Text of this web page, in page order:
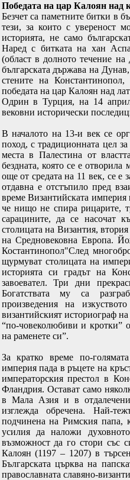
Победата на цар Калоян над
Безчет са паметните битки в
тези, за които с увереност
историята, не само
Наред с битката на хан
(област в долното течение на
българската държава на
стените на
победата на цар Калоян над
Одрин в Турция, на 14
вековни исторически
В началото на 13-и век се
поход, с традиционната цел
места в Палестина от
бездната, която се е
още от средата на 11 век, се е
отдавна е отстъпило пред
време Византийската
че нищо не спира рицарите,
сарацините, да се насочат
столицата на Византия,
на Средновековна Европа.
Костантинопол"След
щурмуват столицата на
историята си градът на
завоевател. Три дни
Богатствата му са
произведения на
византийският историограф
“по-човеколюбиви и кротки”
на раменете си”.
За кратко време по-
империя пада в ръцете на
императорския престол в
Фландрия. Остават само
в Мала Азия и в
изглежда обречена. Най-
подчинена на Римския папа,
усилия да наложи
възможност да го стори със
Калоян (1197 – 1207) в
Българската църква на
православната славяно-